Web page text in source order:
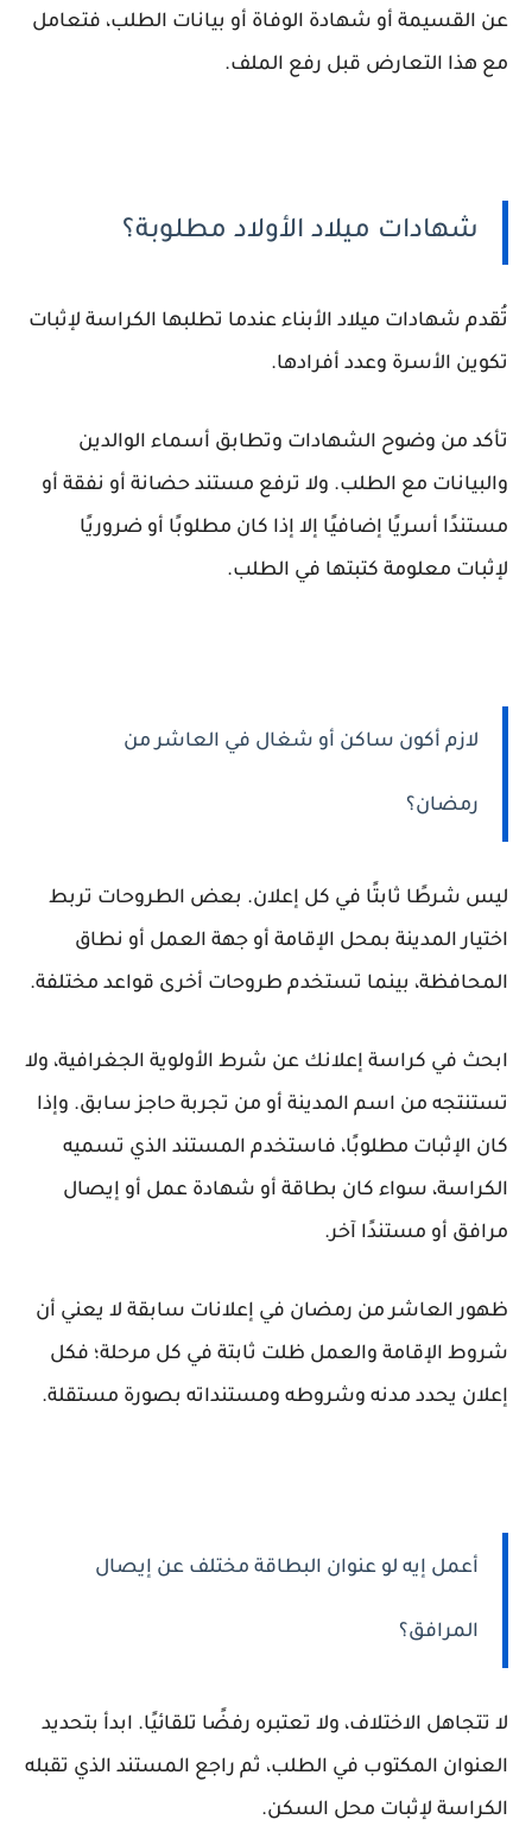
عن القسيمة أو شهادة الوفاة أو بيانات الطلب، فتعامل
مع هذا التعارض قبل رفع الملف.
شهادات ميلاد الأولاد مطلوبة؟
تُقدم شهادات ميلاد الأبناء عندما تطلبها الكراسة لإثبات
تكوين الأسرة وعدد أفرادها.
تأكد من وضوح الشهادات وتطابق أسماء الوالدين
والبيانات مع الطلب. ولا ترفع مستند حضانة أو نفقة أو
مستندًا أسريًا إضافيًا إلا إذا كان مطلوبًا أو ضروريًا
لإثبات معلومة كتبتها في الطلب.
لازم أكون ساكن أو شغال في العاشر من
رمضان؟
ليس شرطًا ثابتًا في كل إعلان. بعض الطروحات تربط
اختيار المدينة بمحل الإقامة أو جهة العمل أو نطاق
المحافظة، بينما تستخدم طروحات أخرى قواعد مختلفة.
ابحث في كراسة إعلانك عن شرط الأولوية الجغرافية، ولا
تستنتجه من اسم المدينة أو من تجربة حاجز سابق. وإذا
كان الإثبات مطلوبًا، فاستخدم المستند الذي تسميه
الكراسة، سواء كان بطاقة أو شهادة عمل أو إيصال
مرافق أو مستندًا آخر.
ظهور العاشر من رمضان في إعلانات سابقة لا يعني أن
شروط الإقامة والعمل ظلت ثابتة في كل مرحلة؛ فكل
إعلان يحدد مدنه وشروطه ومستنداته بصورة مستقلة.
أعمل إيه لو عنوان البطاقة مختلف عن إيصال
المرافق؟
لا تتجاهل الاختلاف، ولا تعتبره رفضًا تلقائيًا. ابدأ بتحديد
العنوان المكتوب في الطلب، ثم راجع المستند الذي تقبله
الكراسة لإثبات محل السكن.